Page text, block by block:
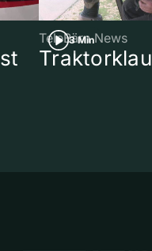
3 Min
TeleBärn News
Traktorklau